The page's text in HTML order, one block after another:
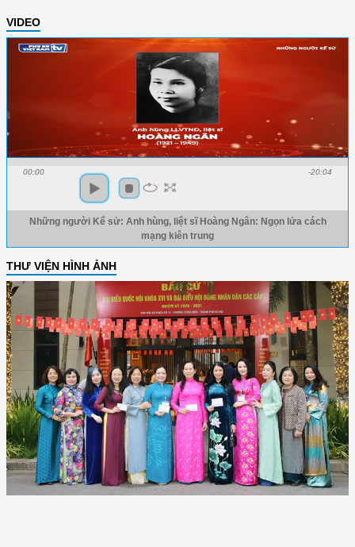
VIDEO
00:00 -20:04
Những người Kể sử: Anh hùng, liệt sĩ Hoàng Ngân: Ngọn lửa cách
mạng kiên trung
THƯ VIỆN HÌNH ẢNH